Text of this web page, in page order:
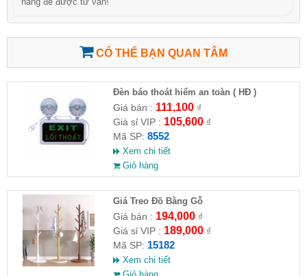
CÓ THỂ BẠN QUAN TÂM
Đèn báo thoát hiểm an toàn ( HĐ )
Giá bán : 111,100₫
Giá sỉ VIP : 105,600₫
Mã SP: 8552
Xem chi tiết
Giỏ hàng
Giá Treo Đồ Bằng Gỗ
Giá bán : 194,000₫
Giá sỉ VIP : 189,000₫
Mã SP: 15182
Xem chi tiết